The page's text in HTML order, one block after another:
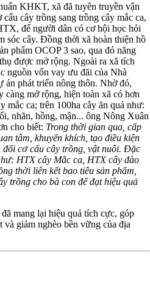
KHKT, xã đã tuyên truyền vận
cây trồng sang trồng cây mắc ca,
để người dân có cơ hội học hỏi
sóc cây. Đồng thời xã hoàn thiện hồ
phẩm OCOP 3 sao, qua đó năng
được mở rộng. Ngoài ra xã tích
nguồn vốn vay ưu đãi của Nhà
án phát triển nông thôn. Nhờ đó,
càng mở rộng, hiện toàn xã có hơn
mắc ca; trên 100ha cây ăn quả như:
nhãn, hồng, mận... ông Nông Xuân
cho biết: Trong thời gian qua, cấp
tâm, khuyến khích, tạo điều kiện
đổi cơ cấu cây trồng, vật nuôi. Đặc
HTX cây Mắc ca, HTX cây đào
thời liên kết bao tiêu sản phẩm,
trồng cho bà con để đạt hiệu quả
mang lại hiệu quả tích cực, góp
và giảm nghèo bền vững của địa